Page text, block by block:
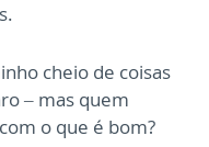
cheio de coisas
– mas quem
o que é bom?